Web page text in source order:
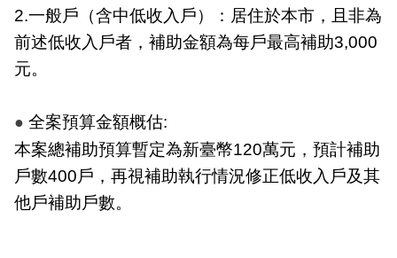
關
連
結
光
法
案
專
區
2.一般戶（含中低收入戶）：居住於本市，且非為
前述低收入戶者，補助金額為每戶最高補助3,000
元。
● 全案預算金額概估:
本案總補助預算暫定為新臺幣120萬元，預計補助
戶數400戶，再視補助執行情況修正低收入戶及其
他戶補助戶數。